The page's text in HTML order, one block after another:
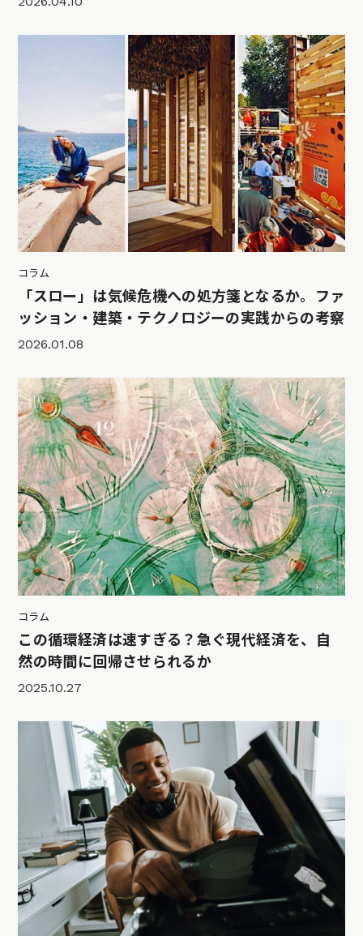
コラム
「スロー」は気候危機への処方箋となるか。ファ
ッション・建築・テクノロジーの実践からの考察
2026.01.08
コラム
この循環経済は速すぎる？急ぐ現代経済を、自
然の時間に回帰させられるか
2025.10.27